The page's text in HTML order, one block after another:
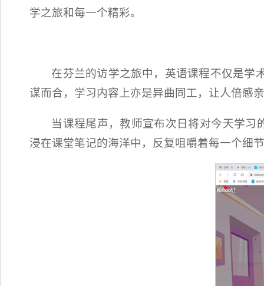
学之旅和每一个精彩。
在芬兰的访学之旅中，英语课程不仅是学
谋而合，学习内容上亦是异曲同工，让人倍感
当课程尾声，教师宣布次日将对今天学习
浸在课堂笔记的海洋中，反复咀嚼着每一个细